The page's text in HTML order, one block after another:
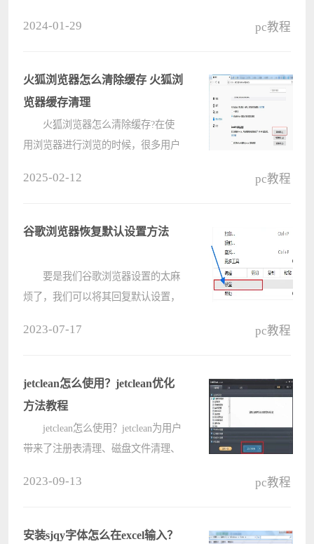
启动界面怎么办？下面就让本站来为
用户们来仔细????
2024-01-29 pc教程
火狐浏览器怎么清除缓存 火狐浏
览器缓存清理
火狐浏览器怎么清除缓存?在使
用浏览器进行浏览的时候，很多用户
狐浏览器为例，来看下电脑系统之家
2025-02-12 pc教程
谷歌浏览器恢复默认设置方法
要是我们谷歌浏览器设置的太麻
烦了，我们可以将其回复默认设置，
恢复默认设置方法： 1、首先
我????
2023-07-17 pc教程
jetclean怎么使用？jetclean优化
方法教程
jetclean怎么使用？jetclean为用户
带来了注册表清理、磁盘文件清理、
详细的方法教程吧。 jetclean????
2023-09-13 pc教程
安装sjqy字体怎么在excel输入？